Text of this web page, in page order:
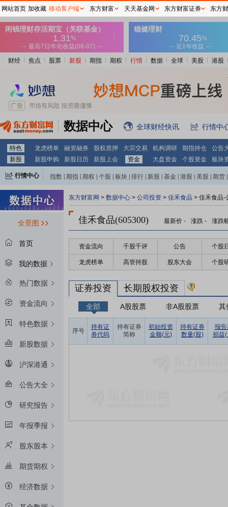
财经 焦点 股票 新股 期指 期权 行情 数据 全球 美股 港股
数据中心 全球财经快讯 行情中
特色 龙虎榜单 融资融券 股权质押 大宗交易 机构调研 期指持仓
公告
新股
新股申购 新股日历 新股上会 资金 大盘资金 个股资金 板块
行情中心 指数 期指 期权 个股 板块 排行 新股 基金 港股 美股 期货
全景图
首页
我的数据
热门数据
资金流向
特色数据
新股数据
沪深港通
公告大全
研究报告
年报季报
股东股本
期货期权
经济数据
东方财富网 > 数据中心 > 公司投资 > 佳禾食品 > 佳禾食品-
佳禾食品(605300) 最新价 - 涨跌 - 涨跌
资金流向 千股千评 公告 个股
龙虎榜单 高管持股 股东大会 个股
证券投资 长期股权投资
全部 A股股票 非A股股票 其
序号
持有证
券代码
持有证券
简称
初始投资
金额(元)
持有证券
数量(股)
报告
损益(
网站首页 加收藏 移动客户端 东方财富 天天基金网 东方财富证券 东方